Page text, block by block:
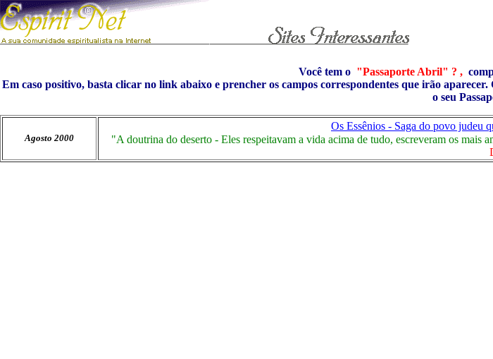
Você tem o "Passaporte Abril" ? ,
Em caso positivo, basta clicar no link abaixo e prencher os campos correspondentes que irão
o seu
Agosto 2000
Os Essênios - Saga do povo judeu
"A doutrina do deserto - Eles respeitavam a vida acima de tudo, escreveram os